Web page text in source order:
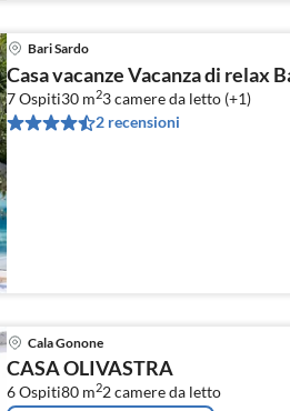
Bari Sardo
Casa vacanze Vacanza di relax
7 Ospiti30 m23camere da letto (+1)
2 recensioni
Cala Gonone
CASA OLIVASTRA
6 Ospiti80 m22camere da letto